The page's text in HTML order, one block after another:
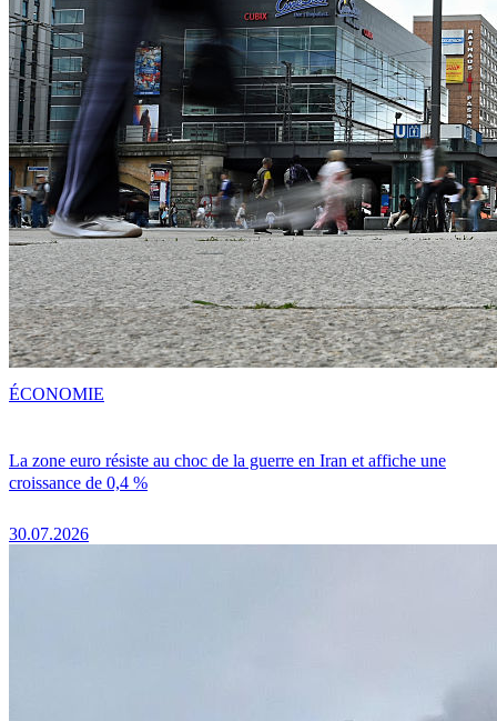
La zone euro résiste au choc de la guerre en Iran et affiche une
croissance de 0,4 %
30.07.2026
ÉCONOMIE